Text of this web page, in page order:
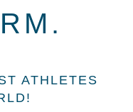
ATHLETES